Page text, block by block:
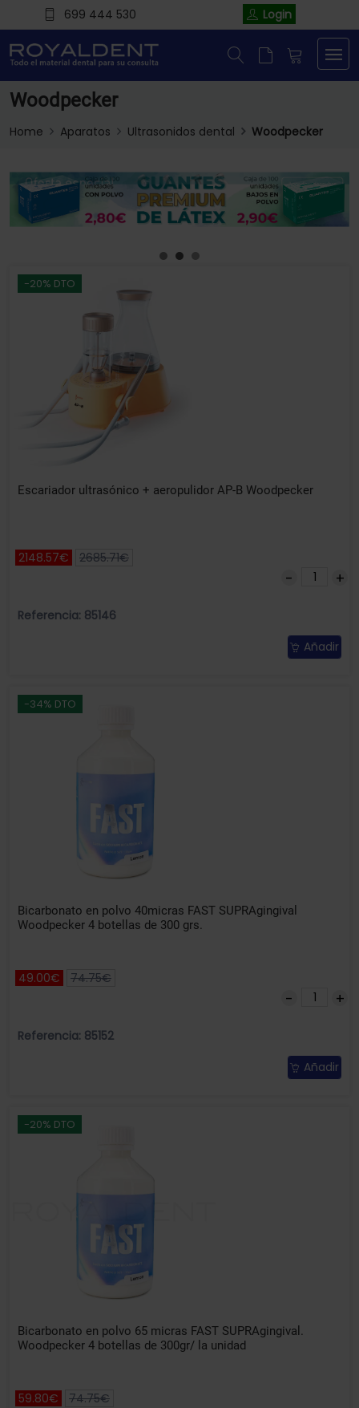
699 444 530 Login
Woodpecker
Home Aparatos Ultrasonidos dental Woodpecker
-20% DTO
Escariador ultrasónico + aeropulidor AP-B Woodpecker
2148.57€ 2685.71€
Referencia: 85146
Añadir
-34% DTO
Bicarbonato en polvo 40micras FAST SUPRAgingival
Woodpecker 4 botellas de 300 grs.
49.00€ 74.75€
Referencia: 85152
Añadir
-20% DTO
Bicarbonato en polvo 65 micras FAST SUPRAgingival.
Woodpecker 4 botellas de 300gr/ la unidad
59.80€ 74.75€